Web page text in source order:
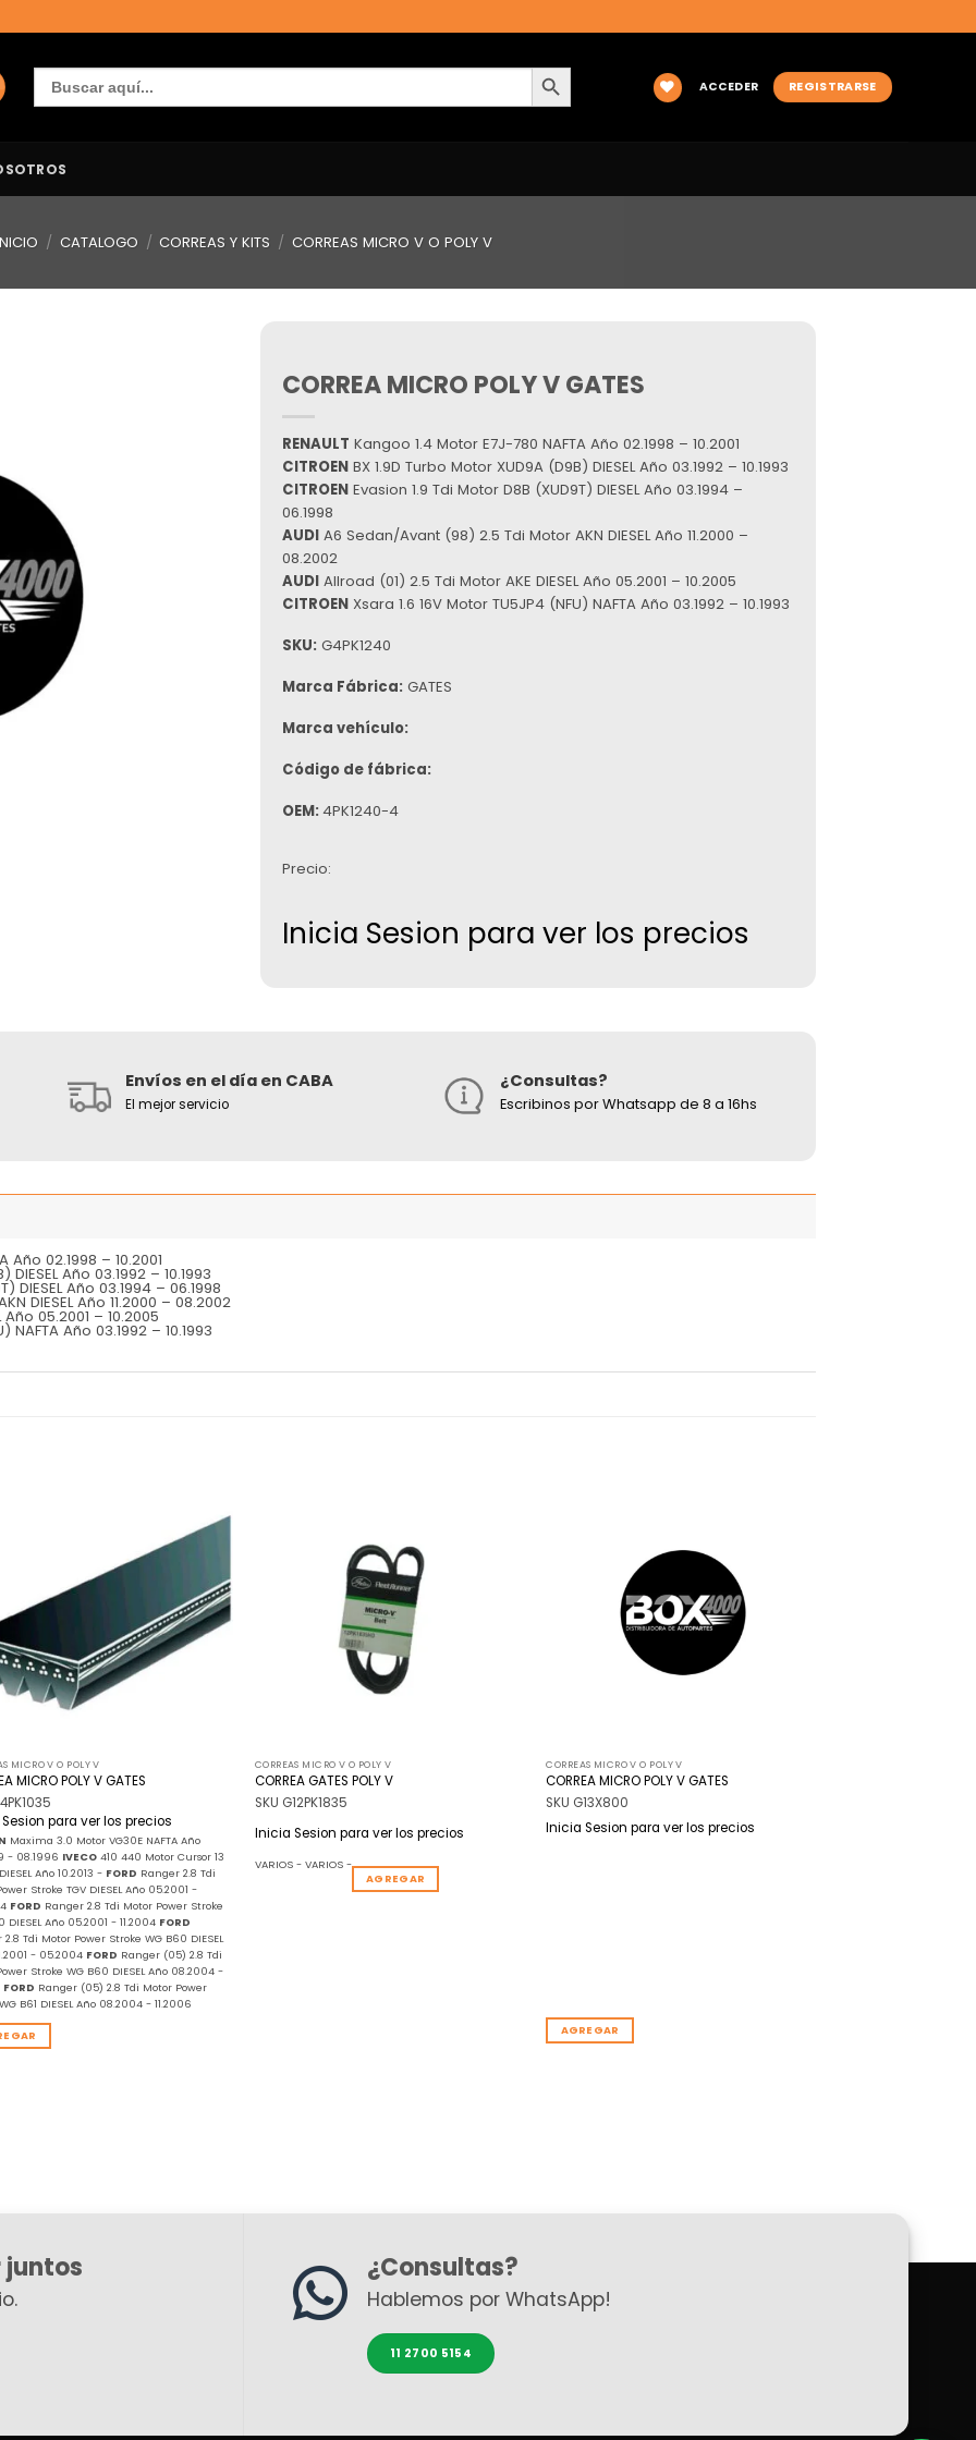
Buscar:
BOTÓN DE BÚSQUEDA
ACCEDER
REGISTRARSE
/ CATALOGO / CORREAS Y KITS / CORREAS MICRO V O POLY V
CORREA MICRO POLY V GATES
RENAULT Kangoo 1.4 Motor E7J-780 NAFTA Año 02.1998 – 10.2001
CITROEN BX 1.9D Turbo Motor XUD9A (D9B) DIESEL Año 03.1992 – 10.1993
CITROEN Evasion 1.9 Tdi Motor D8B (XUD9T) DIESEL Año 03.1994 –
06.1998
AUDI A6 Sedan/Avant (98) 2.5 Tdi Motor AKN DIESEL Año 11.2000 –
08.2002
AUDI Allroad (01) 2.5 Tdi Motor AKE DIESEL Año 05.2001 – 10.2005
CITROEN Xsara 1.6 16V Motor TU5JP4 (NFU) NAFTA Año 03.1992 – 10.1993
SKU: G4PK1240
Marca Fábrica: GATES
Marca vehículo:
Código de fábrica:
OEM: 4PK1240-4
Precio:
Inicia Sesion para ver los precios
Envíos en el día en CABA
El mejor servicio
¿Consultas?
Escribinos por Whatsapp de 8 a 16hs
Año 02.1998 – 10.2001
Año 03.1992 – 10.1993
DIESEL Año 03.1994 – 06.1998
DIESEL Año 11.2000 – 08.2002
05.2001 – 10.2005
NAFTA Año 03.1992 – 10.1993
Añadir
deseos
MICRO V O POLY V
MICRO POLY V GATES
para ver los precios
Maxima 3.0 Motor VG30E NAFTA Año
- 08.1996 IVECO 410 440 Motor Cursor 13
Año 10.2013 - FORD Ranger 2.8 Tdi
Stroke TGV DIESEL Año 05.2001 -
FORD Ranger 2.8 Tdi Motor Power Stroke
DIESEL Año 05.2001 - 11.2004 FORD
2.8 Tdi Motor Power Stroke WG B60 DIESEL
- 05.2004 FORD Ranger (05) 2.8 Tdi
Stroke WG B60 DIESEL Año 08.2004 -
FORD Ranger (05) 2.8 Tdi Motor Power
B61 DIESEL Año 08.2004 - 11.2006
CORREAS MICRO V O POLY V
CORREA GATES POLY V
SKU G12PK1835
Inicia Sesion para ver los precios
VARIOS - VARIOS -
AGREGAR
CORREAS MICRO V O POLY V
CORREA MICRO POLY V GATES
SKU G13X800
Inicia Sesion para ver los precios
AGREGAR
juntos ¿Consultas?
Hablemos por WhatsApp!
11 2700 5154